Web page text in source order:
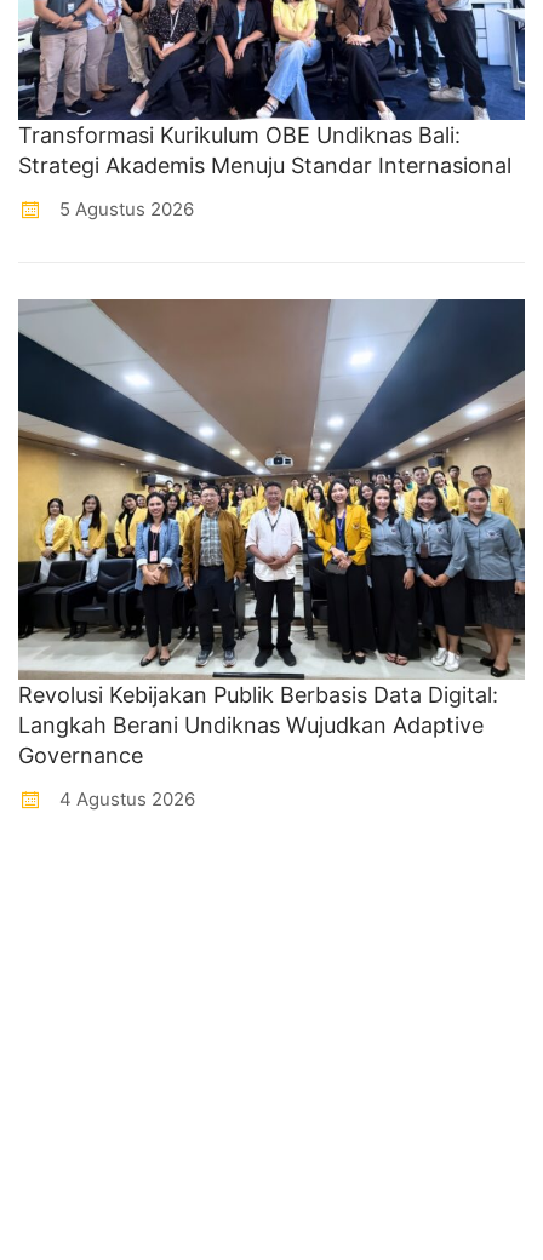
Transformasi Kurikulum OBE Undiknas Bali:
Strategi Akademis Menuju Standar Internasional
5 Agustus 2026
Revolusi Kebijakan Publik Berbasis Data Digital:
Langkah Berani Undiknas Wujudkan Adaptive
Governance
4 Agustus 2026